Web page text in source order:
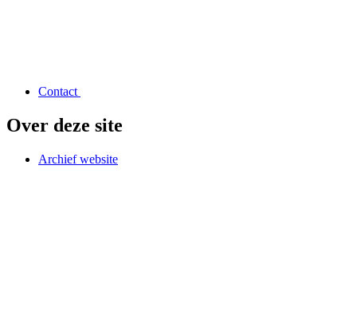
Contact
Over deze site
Archief website